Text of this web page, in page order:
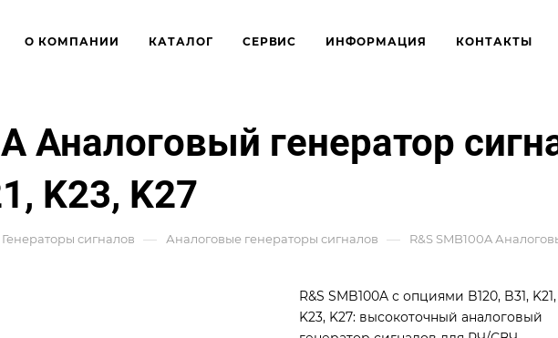
О КОМПАНИИ КАТАЛОГ СЕРВИС ИНФОРМАЦИЯ КОНТАКТЫ
Аналоговый генератор
K23, K27
Генераторы сигналов — Аналоговые генераторы сигналов — R&S SMB100A
R&S SMB100A с опциями B120, B31, K21,
K23, K27: высокоточный аналоговый